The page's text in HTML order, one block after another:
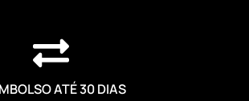

ATÉ 30 DIAS